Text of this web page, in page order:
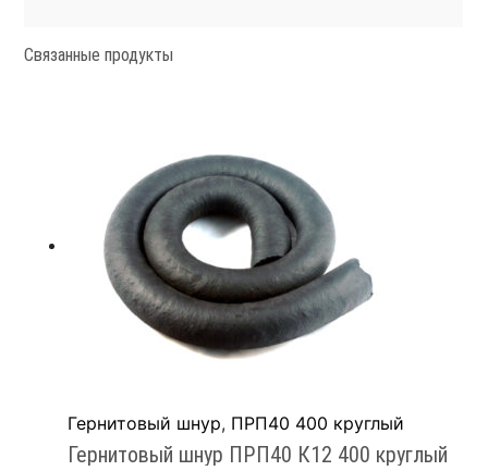
Связанные продукты
Гернитовый шнур, ПРП40 400 круглый
Гернитовый шнур ПРП40 К12 400 круглый